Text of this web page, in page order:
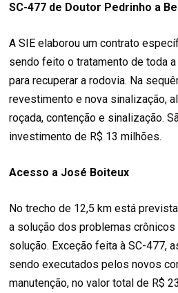
SC-477 de Doutor Pedrinho a
A SIE elaborou um contrato
sendo feito o tratamento de toda
para recuperar a rodovia. Na
revestimento e nova sinalização,
roçada, contenção e sinalização.
investimento de R$ 13 milhões.
Acesso a José Boiteux
No trecho de 12,5 km está
a solução dos problemas
solução. Exceção feita à SC-477,
sendo executados pelos novos
manutenção, no valor total de R$